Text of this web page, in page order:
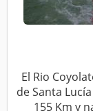
El Rio
de Santa
155 Km y